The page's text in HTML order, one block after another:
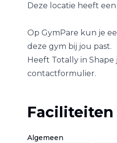
Deze locatie heeft
Op GymPare kun je
deze gym bij jou past.
Heeft Totally in Shape
contactformulier.
Faciliteiten
Algemeen